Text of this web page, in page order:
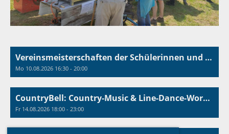
Vereinsmeisterschaften der Schülerinnen und Schüler
Mo 10.08.2026 16:30 - 20:00
CountryBell: Country-Music & Line-Dance-Workshop
Fr 14.08.2026 18:00 - 23:00